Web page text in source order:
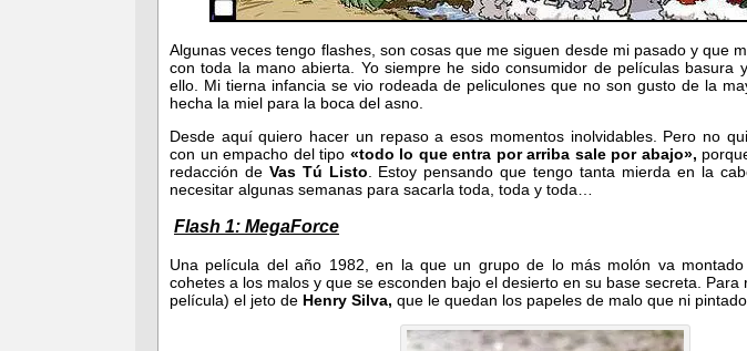
Algunas veces tengo flashes, son cosas que me siguen desde mi pasado y que
con toda la mano abierta. Yo siempre he sido consumidor de películas basura
ello. Mi tierna infancia se vio rodeada de peliculones que no son gusto de la
hecha la miel para la boca del asno.
Desde aquí quiero hacer un repaso a esos momentos inolvidables. Pero no
con un empacho del tipo «todo lo que entra por arriba sale por abajo»,
redacción de Vas Tú Listo . Estoy pensando que tengo tanta mierda en la
necesitar algunas semanas para sacarla toda, toda y toda…
Flash 1: MegaForce
Una película del año 1982, en la que un grupo de lo más molón va
cohetes a los malos y que se esconden bajo el desierto en su base secreta. Para
película) el jeto de Henry Silva, que le quedan los papeles de malo que ni pintado.